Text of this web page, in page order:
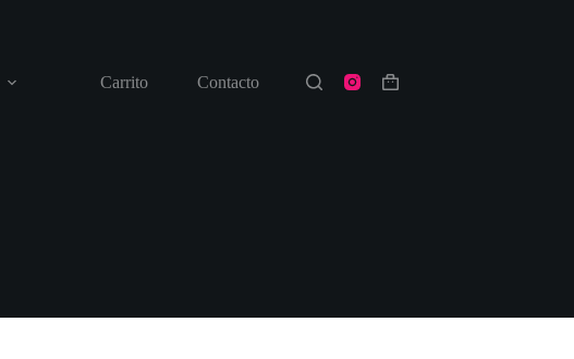
Carrito Contacto
Shopping